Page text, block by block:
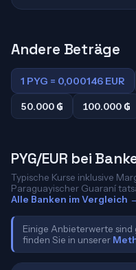
Andere Beträge
1 PYG = 0,000146 EUR
50.000 ₲ 100.000 ₲
PYG/EUR bei
Typische Kurse inklusive
Paraguayischer Guaraní
Alle Banken im Vergleich
Einige Anbieterwerte
finden Sie in unserer